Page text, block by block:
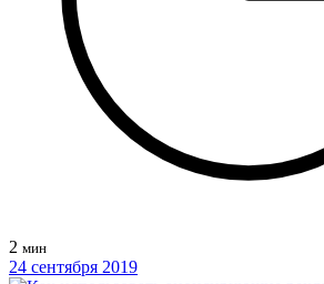
2 мин
24 сентября 2019